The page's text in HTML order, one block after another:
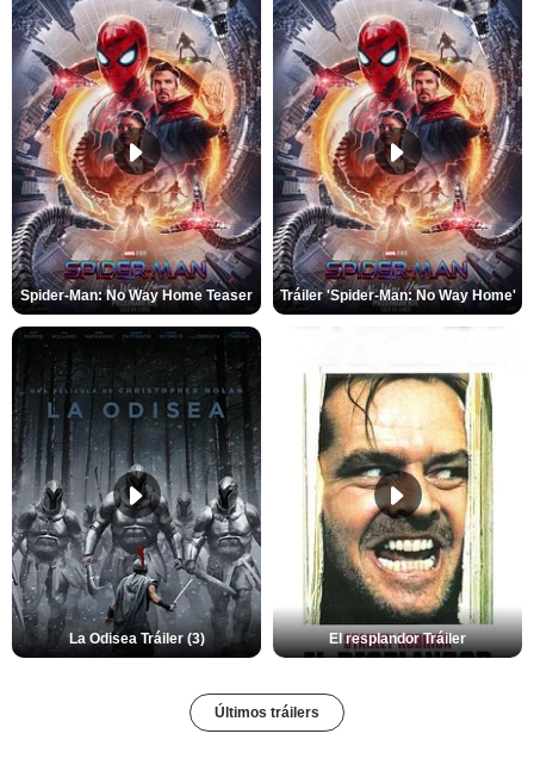
Spider-Man: No Way Home Teaser Tráiler 'Spider-Man: No Way Home'
La Odisea Tráiler (3) El resplandor Tráiler
Últimos tráilers